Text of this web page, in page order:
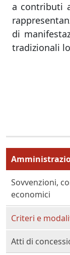
a contributi
di
tradizionali
Menu
Sovvenzioni,
economici
Criteri e
Atti di